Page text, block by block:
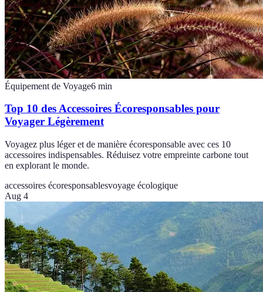
Équipement de Voyage6 min
Top 10 des Accessoires Écoresponsables pour
Voyager Légèrement
Voyagez plus léger et de manière écoresponsable avec ces 10
accessoires indispensables. Réduisez votre empreinte carbone tout
en explorant le monde.
accessoires écoresponsablesvoyage écologique
Aug 4